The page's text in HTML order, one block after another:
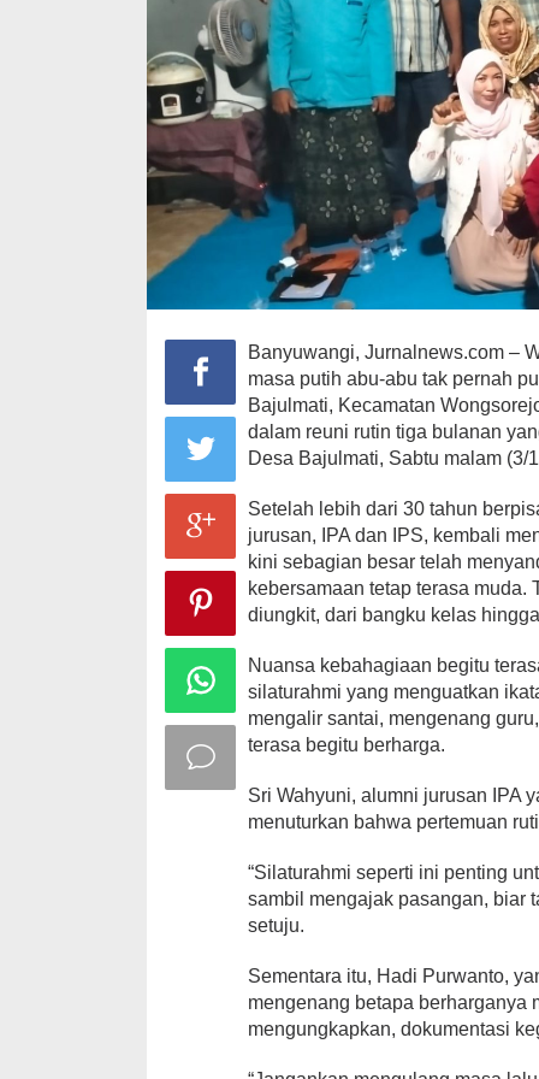
Banyuwangi, Jurnalnews.com –
masa putih abu-abu tak pernah
Bajulmati, Kecamatan
dalam reuni rutin tiga bulanan
Desa Bajulmati, Sabtu malam (3/
Setelah lebih dari 30 tahun
jurusan, IPA dan IPS, kembali
kini sebagian besar telah
kebersamaan tetap terasa
diungkit, dari bangku kelas
Nuansa kebahagiaan begitu
silaturahmi yang menguatkan
mengalir santai, mengenang
terasa begitu berharga.
Sri Wahyuni, alumni jurusan IPA
menuturkan bahwa pertemuan
“Silaturahmi seperti ini penting
sambil mengajak pasangan, biar
setuju.
Sementara itu, Hadi Purwanto,
mengenang betapa berharganya
mengungkapkan, dokumentasi